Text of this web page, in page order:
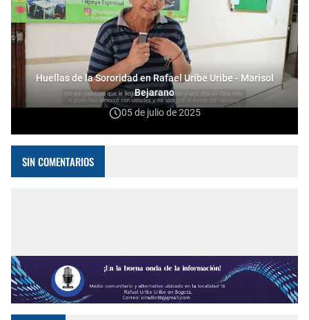
Huellas de la Sororidad en Rafael Uribe Uribe - Marisol
Bejarano
05 de julio de 2025
SIN COMENTARIOS